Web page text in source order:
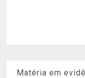
Matéria em